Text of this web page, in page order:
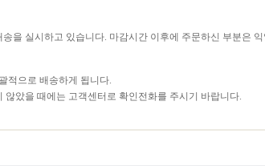
을 실시하고 있습니다. 마감시간 이후에 주문하신 부분은
적으로 배송하게 됩니다.
았을 때에는 고객센터로 확인전화를 주시기 바랍니다.